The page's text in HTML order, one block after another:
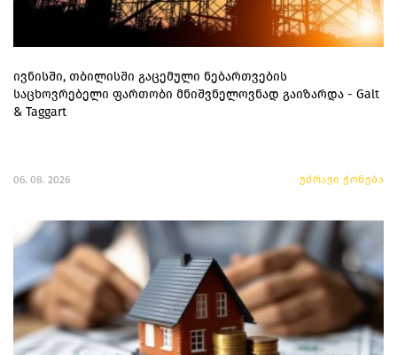
ივნისში, თბილისში გაცემული ნებართვების
საცხოვრებელი ფართობი მნიშვნელოვნად გაიზარდა - Galt
& Taggart
06. 08. 2026 უძრავი ქონება